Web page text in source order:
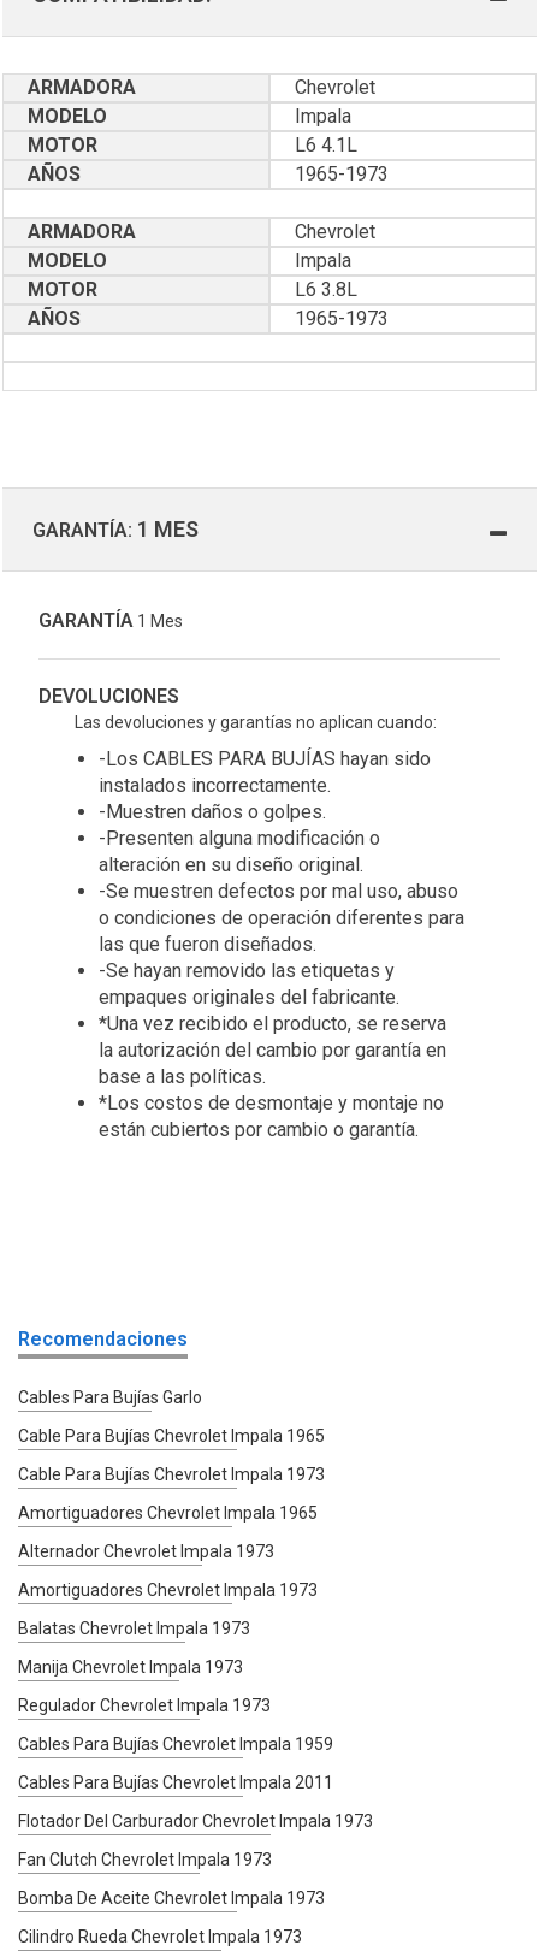
ARMADORA
Chevrolet
MODELO
Impala
MOTOR
L6 4.1L
AÑOS
1965-1973
ARMADORA
Chevrolet
MODELO
Impala
MOTOR
L6 3.8L
AÑOS
1965-1973
GARANTÍA: 1 MES
GARANTÍA 1 Mes
DEVOLUCIONES
Las devoluciones y garantías no aplican cuando:
-Los CABLES PARA BUJÍAS hayan sido
instalados incorrectamente.
-Muestren daños o golpes.
-Presenten alguna modificación o
alteración en su diseño original.
-Se muestren defectos por mal uso, abuso
o condiciones de operación diferentes para
las que fueron diseñados.
-Se hayan removido las etiquetas y
empaques originales del fabricante.
*Una vez recibido el producto, se reserva
la autorización del cambio por garantía en
base a las políticas.
*Los costos de desmontaje y montaje no
están cubiertos por cambio o garantía.
Recomendaciones
Cables Para Bujías Garlo
Cable Para Bujías Chevrolet Impala 1965
Cable Para Bujías Chevrolet Impala 1973
Amortiguadores Chevrolet Impala 1965
Alternador Chevrolet Impala 1973
Amortiguadores Chevrolet Impala 1973
Balatas Chevrolet Impala 1973
Manija Chevrolet Impala 1973
Regulador Chevrolet Impala 1973
Cables Para Bujías Chevrolet Impala 1959
Cables Para Bujías Chevrolet Impala 2011
Flotador Del Carburador Chevrolet Impala 1973
Fan Clutch Chevrolet Impala 1973
Bomba De Aceite Chevrolet Impala 1973
Cilindro Rueda Chevrolet Impala 1973